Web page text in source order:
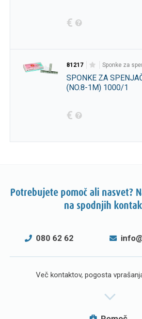
€
81217 sponke za
SPONKE ZA
(NO.8-1M) 1000/1
€
Potrebujete pomoč ali nasvet?
na spodnjih
080 62 62
Več kontaktov, pogosta